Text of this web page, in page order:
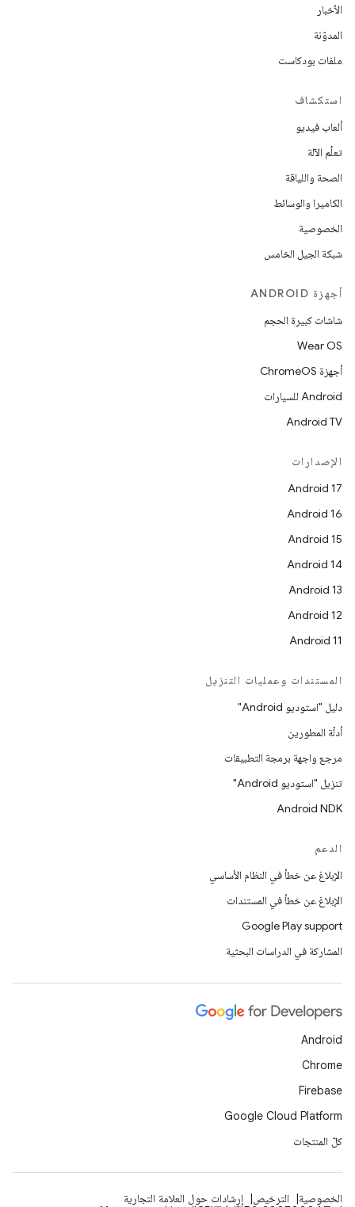
الأخبار
المدوّنة
ملفات بودكاست
استكشاف
ألعاب فيديو
تعلُم الآلة
الصحة واللياقة
الكاميرا والوسائط
الخصوصية
شبكة الجيل الخامس
أجهزة ANDROID
شاشات كبيرة الحجم
Wear OS
أجهزة ChromeOS
Android للسيارات
Android TV
الإصدارات
Android 17
Android 16
Android 15
Android 14
Android 13
Android 12
Android 11
المستندات وعمليات التنزيل
دليل "استوديو Android"
أدلّة المطورين
مرجع واجهة برمجة التطبيقات
تنزيل "استوديو Android"
Android NDK
الدعم
الإبلاغ عن خطأ في النظام الأساسي
الإبلاغ عن خطأ في المستندات
Google Play support
المشاركة في الدراسات البحثية
Android
Chrome
Firebase
Google Cloud Platform
كلّ المنتجات
الخصوصية الترخيص
إرشادات حول العلامة التجارية